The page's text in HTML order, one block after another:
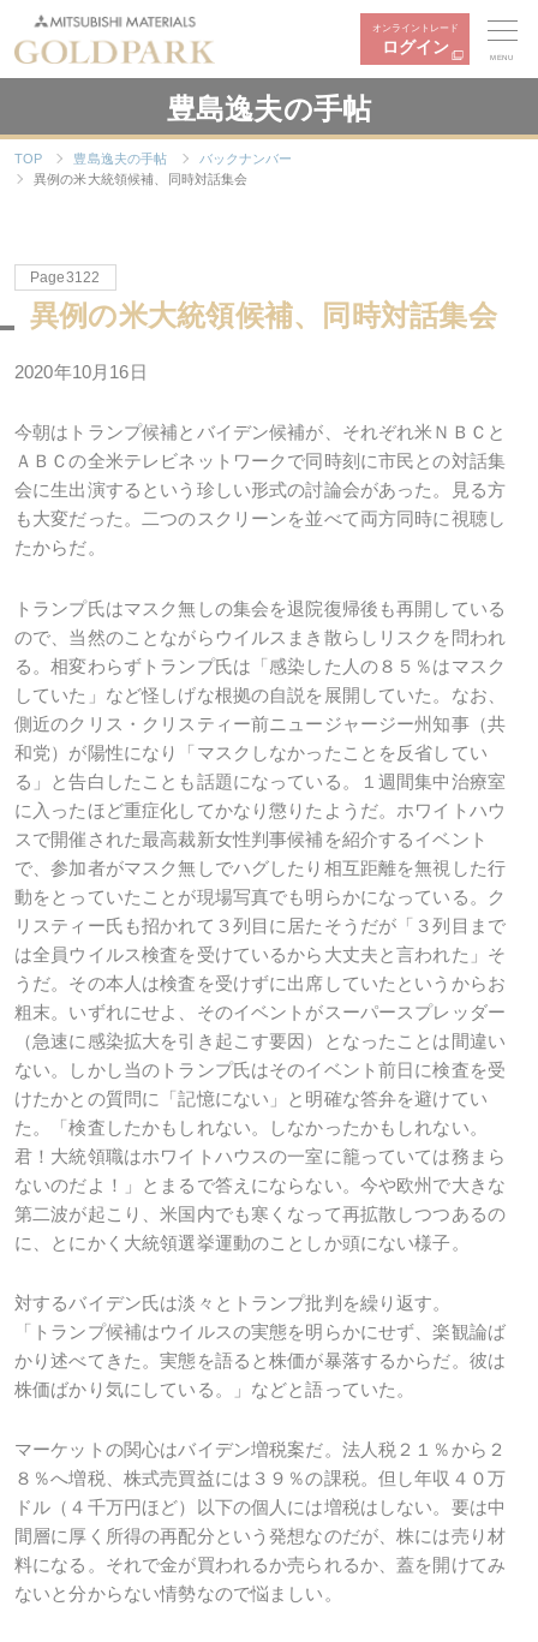
オンライントレード
ログイン
MENU
豊島逸夫の手帖
TOP 豊島逸夫の手帖
バックナンバー
異例の米大統領候補、同時対話集会
Page3122
異例の米大統領候補、同時対話集会
2020年10月16日
今朝はトランプ候補とバイデン候補が、それぞれ米ＮＢＣと
ＡＢＣの全米テレビネットワークで同時刻に市民との対話集
会に生出演するという珍しい形式の討論会があった。見る方
も大変だった。二つのスクリーンを並べて両方同時に視聴し
たからだ。
トランプ氏はマスク無しの集会を退院復帰後も再開している
ので、当然のことながらウイルスまき散らしリスクを問われ
る。相変わらずトランプ氏は「感染した人の８５％はマスク
していた」など怪しげな根拠の自説を展開していた。なお、
側近のクリス・クリスティー前ニュージャージー州知事（共
和党）が陽性になり「マスクしなかったことを反省してい
る」と告白したことも話題になっている。１週間集中治療室
に入ったほど重症化してかなり懲りたようだ。ホワイトハウ
スで開催された最高裁新女性判事候補を紹介するイベント
で、参加者がマスク無しでハグしたり相互距離を無視した行
動をとっていたことが現場写真でも明らかになっている。ク
リスティー氏も招かれて３列目に居たそうだが「３列目まで
は全員ウイルス検査を受けているから大丈夫と言われた」そ
うだ。その本人は検査を受けずに出席していたというからお
粗末。いずれにせよ、そのイベントがスーパースプレッダー
（急速に感染拡大を引き起こす要因）となったことは間違い
ない。しかし当のトランプ氏はそのイベント前日に検査を受
けたかとの質問に「記憶にない」と明確な答弁を避けてい
た。「検査したかもしれない。しなかったかもしれない。
君！大統領職はホワイトハウスの一室に籠っていては務まら
ないのだよ！」とまるで答えにならない。今や欧州で大きな
第二波が起こり、米国内でも寒くなって再拡散しつつあるの
に、とにかく大統領選挙運動のことしか頭にない様子。
対するバイデン氏は淡々とトランプ批判を繰り返す。
「トランプ候補はウイルスの実態を明らかにせず、楽観論ば
かり述べてきた。実態を語ると株価が暴落するからだ。彼は
株価ばかり気にしている。」などと語っていた。
マーケットの関心はバイデン増税案だ。法人税２１％から２
８％へ増税、株式売買益には３９％の課税。但し年収４０万
ドル（４千万円ほど）以下の個人には増税はしない。要は中
間層に厚く所得の再配分という発想なのだが、株には売り材
料になる。それで金が買われるか売られるか、蓋を開けてみ
ないと分からない情勢なので悩ましい。